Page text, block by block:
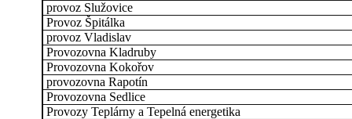
provoz Služovice
Provoz Špitálka
provoz Vladislav
Provozovna Kladruby
Provozovna Kokořov
provozovna Rapotín
Provozovna Sedlice
Provozy Teplárny a Tepelná energetika